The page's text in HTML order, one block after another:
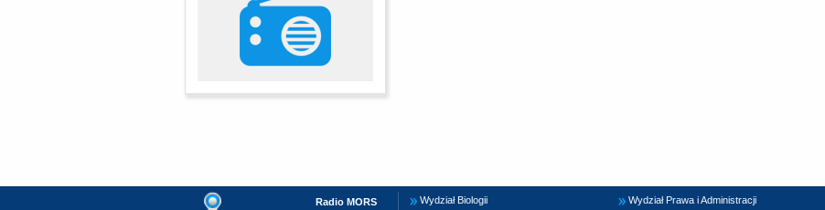
Radio MORS
Wydział Biologii
Wydział Prawa i Administracji